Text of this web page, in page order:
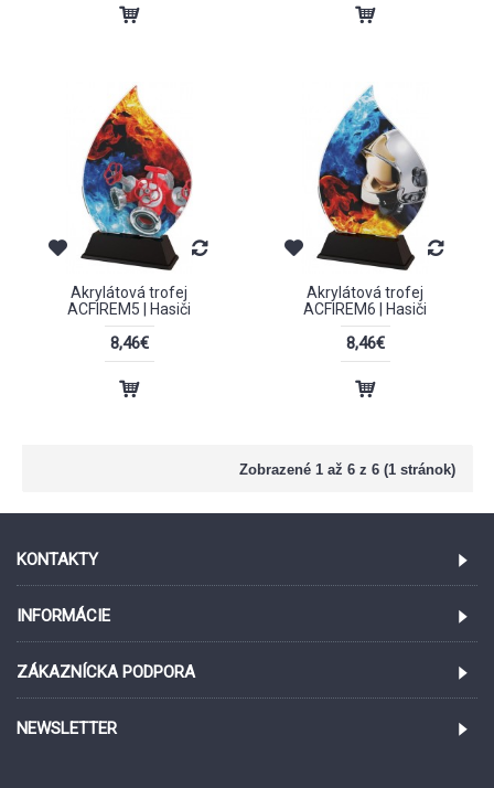
Akrylátová trofej
ACFIREM5 | Hasiči
8,46€
Akrylátová trofej
ACFIREM6 | Hasiči
8,46€
Zobrazené 1 až 6 z 6 (1 stránok)
KONTAKTY
INFORMÁCIE
ZÁKAZNÍCKA PODPORA
NEWSLETTER